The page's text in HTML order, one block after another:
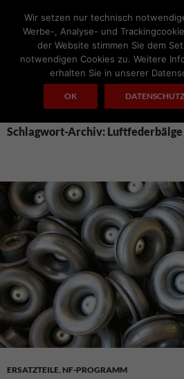
Inhalt
springen
A.I. MOTORS
Suchen
Schlagwort-Archiv: Luftfederbälge
ERSATZTEILE, NF-PROGRAMM
Wir setzen nur technisch
Werbe-, Analyse- und
der Website stimmen Sie dem
notwendigen Cookies zu. Weitere
erhalten Sie in unserer
OK